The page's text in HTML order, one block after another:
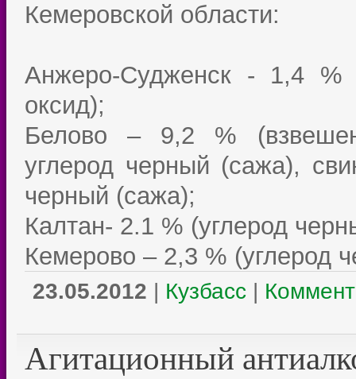
Кемеровской области:
Анжеро-Судженск - 1,4 %
оксид);
Белово – 9,2 %
углерод черный (сажа),
черный (сажа);
Калтан- 2.1 % (углерод
Кемерово – 2,3 % (углерод
23.05.2012 | Кузбасс |
Агитационный